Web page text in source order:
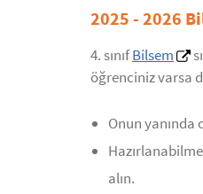
2025 - 2026
4. sınıfBilsem
öğrenciniz varsa
Onun yanında
alın.